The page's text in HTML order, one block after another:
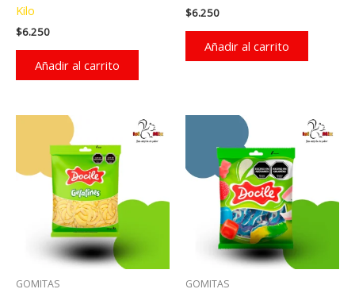
Kilo
$6.250
Añadir al carrito
$6.250
Añadir al carrito
GOMITAS GOMITAS